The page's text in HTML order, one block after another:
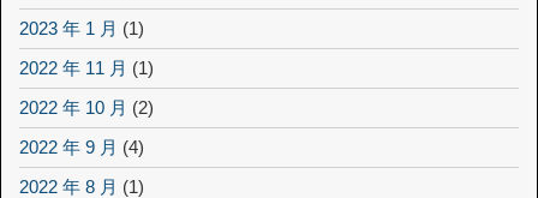
2023 年 1 月 (1)
2022 年 11 月 (1)
2022 年 10 月 (2)
2022 年 9 月 (4)
2022 年 8 月 (1)